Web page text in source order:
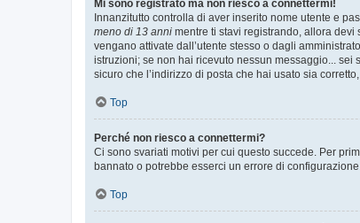
Mi sono registrato ma non riesco a connettermi!
Innanzitutto controlla di aver inserito nome utente e
meno di 13 anni mentre ti stavi registrando, allora
vengano attivate dall’utente stesso o dagli
istruzioni; se non hai ricevuto nessun messaggio...
sicuro che l’indirizzo di posta che hai usato sia
Top
Perché non riesco a connettermi?
Ci sono svariati motivi per cui questo succede. Per
bannato o potrebbe esserci un errore di
Top